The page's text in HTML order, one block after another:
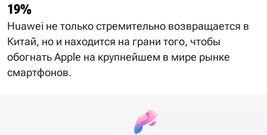
19%
Huawei не только стремительно возвращается в
Китай, но и находится на грани того, чтобы
обогнать Apple на крупнейшем в мире рынке
смартфонов.